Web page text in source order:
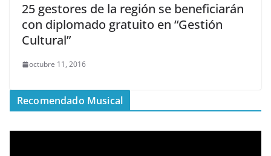
25 gestores de la región se beneficiarán
con diplomado gratuito en “Gestión
Cultural”
octubre 11, 2016
Recomendado Musical